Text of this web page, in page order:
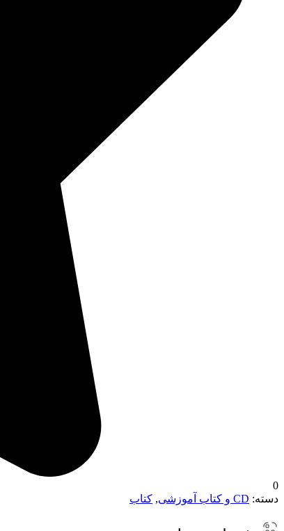
0
دسته: CD و کتاب آموزشی , کتاب